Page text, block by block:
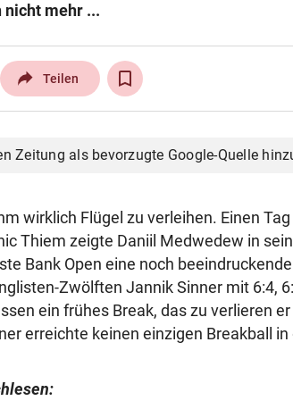
mehr ...
Teilen
Zeitung als bevorzugte Google-Quelle
wirklich Flügel zu verleihen. Einen
Thiem zeigte Daniil Medwedew in
Bank Open eine noch
Zwölften Jannik Sinner mit 6:4,
ein frühes Break, das zu verlieren
erreichte keinen einzigen Breakball